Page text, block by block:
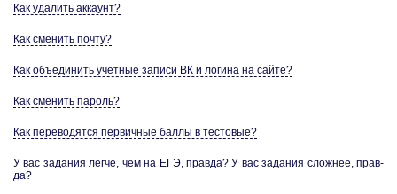
Как уда­лить ак­ка­унт?
Как сме­нить почту?
Как объ­еди­нить учет­ные за­пи­си ВК и ло­ги­на на сайте?
Как сме­нить па­роль?
Как пе­ре­во­дят­ся пер­вич­ные баллы в те­сто­вые?
У вас за­да­ния легче, чем на ЕГЭ, прав­да? У вас за­да­ния слож­нее, прав­
да?